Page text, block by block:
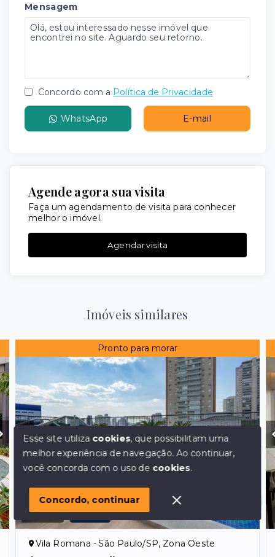
Mensagem
Concordo com a Política de Privacidade
WhatsApp E-mail
Agende agora sua visita
Faça um agendamento de visita para conhecer
melhor o imóvel.
Agendar visita
Imóveis similares
Pronto para morar
Ref.:1119 VENDA
Vila Romana - São Paulo/SP, Zona Oeste
Olá! em posso ajudar?
Esse site utiliza cookies, que possibilitam uma
melhor experiência de navegação.Ao continuar,
você concorda com o uso de cookies.
Concordo, continuar